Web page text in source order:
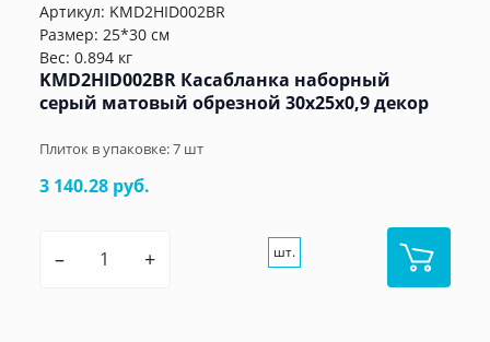
Артикул: KMD2HID002BR
Размер: 25*30 см
Вес: 0.894 кг
KMD2HID002BR Касабланка наборный
серый матовый обрезной 30x25x0,9 декор
Плиток в упаковке:7 шт
3 140.28 руб.
– + шт.